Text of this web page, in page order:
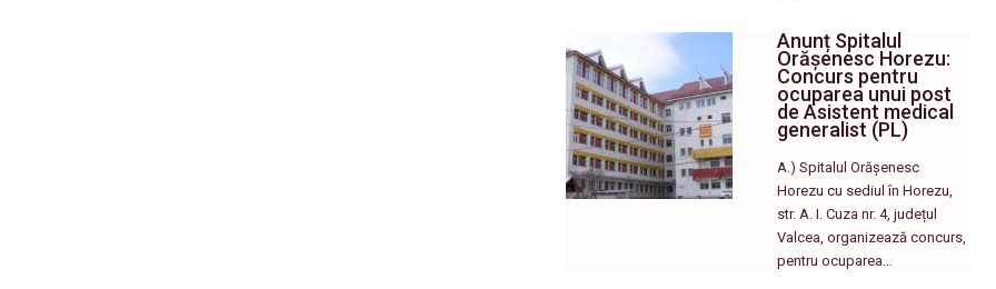
Anunț Spitalul
Orășenesc Horezu:
Concurs pentru
ocuparea unui post
de Asistent medical
generalist (PL)
A.) Spitalul Orășenesc
Horezu cu sediul în Horezu,
str. A. I. Cuza nr. 4, județul
Valcea, organizează concurs,
pentru ocuparea…